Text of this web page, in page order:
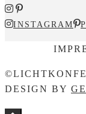
INSTAGRAM
DESIGN BY